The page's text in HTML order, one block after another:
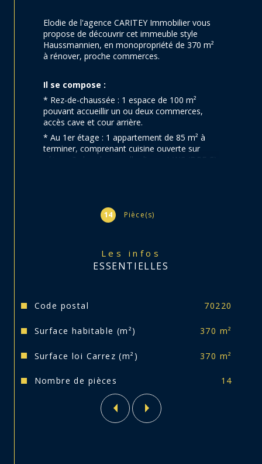
14 Pièce(s)
Les infos
ESSENTIELLES
Caractéristiques Valeurs
Code postal 70220
Surface habitable (m²) 370 m²
Surface loi Carrez (m²) 370 m²
Nombre de pièces 14
Elodie de l'agence CARITEY Immobilier vous
propose de découvrir cet immeuble style
Haussmannien, en monopropriété de 370 m²
à rénover, proche commerces.
Il se compose :
* Rez-de-chaussée : 1 espace de 100 m²
pouvant accueillir un ou deux commerces,
accès cave et cour arrière.
* Au 1er étage : 1 appartement de 85 m² à
terminer, comprenant cuisine ouverte sur
séjour, 3 chambres, salle d’eau et WC (DPE C).
* Au dernier étage : 1 plateau de 98 m² à
Ses atouts :
toutes commodités
Style Haussmannien préservé
Taxe foncière : 970€/an